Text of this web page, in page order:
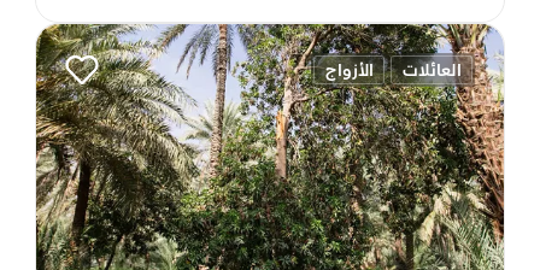
العائلات الأزواج